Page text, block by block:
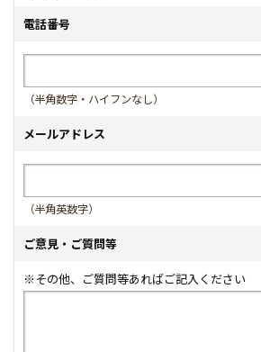
電話番号
（半角数字・ハイフンなし）
メールアドレス
（半角英数字）
ご意見・ご質問等
※その他、ご質問等あればご記入ください